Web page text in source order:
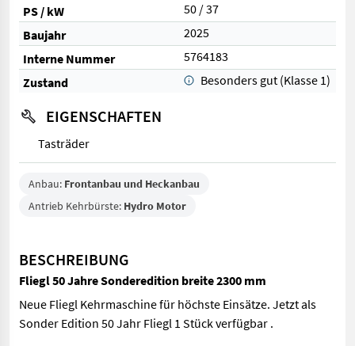
PS / kW
50 / 37
Baujahr
2025
Interne Nummer
5764183
Zustand
Besonders gut (Klasse 1)
EIGENSCHAFTEN
Tasträder
Anbau: Frontanbau und Heckanbau
Antrieb Kehrbürste: Hydro Motor
BESCHREIBUNG
Fliegl 50 Jahre Sonderedition breite 2300 mm
Neue Fliegl Kehrmaschine für höchste Einsätze. Jetzt als
Sonder Edition 50 Jahr Fliegl 1 Stück verfügbar .